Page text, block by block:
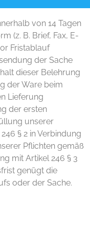
von 14 Tagen
(z. B. Brief, Fax, E-
Fristablauf
der Sache
dieser Belehrung
der Ware beim
Lieferung
der ersten
unserer
§ 2 in Verbindung
Pflichten gemäß
mit Artikel 246 § 3
genügt die
oder der Sache.